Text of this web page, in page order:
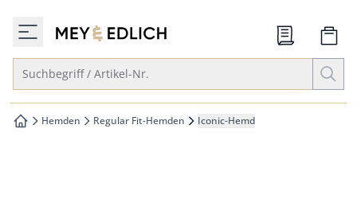
springen
springen
zur Startseite
Suchbegriff / Artikel-Nr.
zur Startseite
Hemden Regular Fit-Hemden Iconic-Hemd